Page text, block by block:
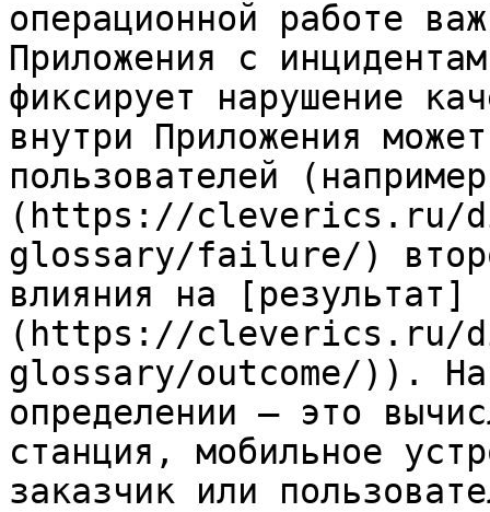
операционной работе
Приложения с
фиксирует нарушение
внутри Приложения
пользователей
(https://cleverics.ru/
glossary/failure/)
влияния на [результат]
(https://cleverics.ru/
glossary/outcome/)).
определении — это
станция, мобильное
заказчик или